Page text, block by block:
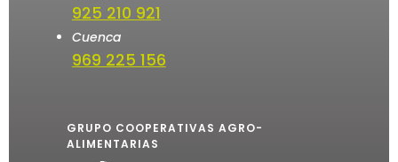
925 210 921
Cuenca
969 225 156
GRUPO COOPERATIVAS AGRO-
ALIMENTARIAS